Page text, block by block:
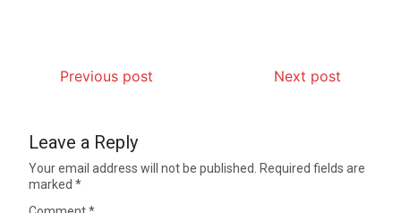
Previous post Next post
Leave a Reply
Your email address will not be published.
Required fields are
marked*